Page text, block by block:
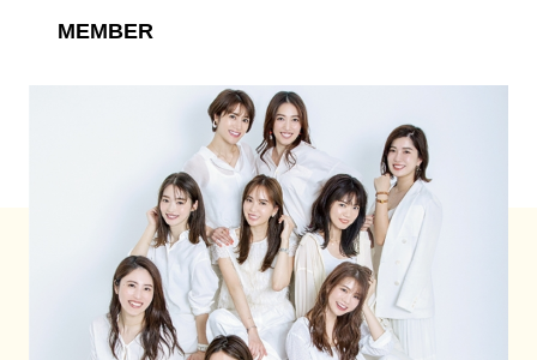
MEMBER